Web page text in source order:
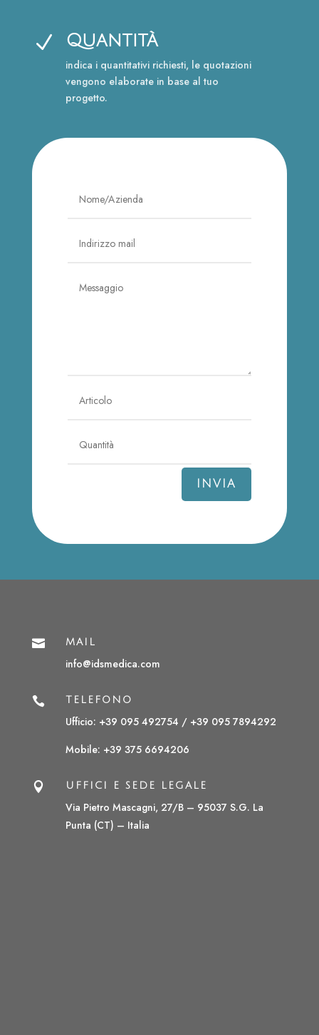
N Quantità
indica i quantitativi richiesti, le quotazioni
vengono elaborate in base al tuo
progetto.
INVIA
 MAIL
info@idsmedica.com
 TELEFONO
Ufficio: +39 095 492754 / +39 095 7894292
Mobile: +39 375 6694206
 UFFICI E SEDE LEGALE
Via Pietro Mascagni, 27/B – 95037 S.G. La
Punta (CT) – Italia